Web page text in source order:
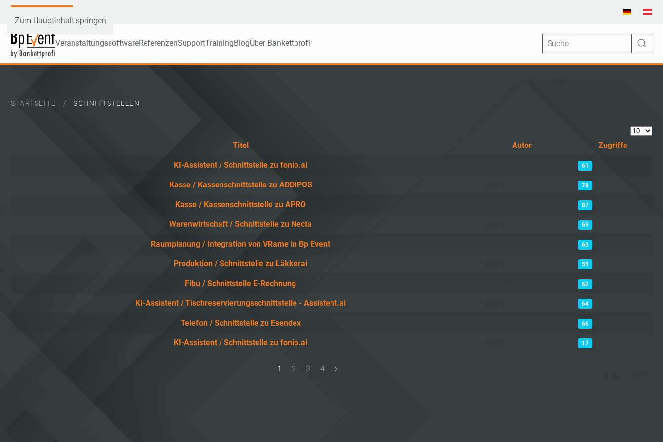
Zum Hauptinhalt springen
VeranstaltungssoftwareReferenzenSupportTrainingBlogÜber Bankettprofi
STARTSEITE SCHNITTSTELLEN
Anzeige
Titel Autor Zugriffe
KI-Assistent / Schnittstelle zu fonio.ai 61
Kasse / Kassenschnittstelle zu ADDIPOS 78
Kasse / Kassenschnittstelle zu APRO 87
Warenwirtschaft / Schnittstelle zu Necta 69
Raumplanung / Integration von VRame in Bp Event 63
Produktion / Schnittstelle zu Läkkerai 59
Fibu / Schnittstelle E-Rechnung 62
KI-Assistent / Tischreservierungsschnittstelle - Assistent.ai 64
Telefon / Schnittstelle zu Esendex 66
KI-Assistent / Schnittstelle zu fonio.ai 17
1 2 3 4